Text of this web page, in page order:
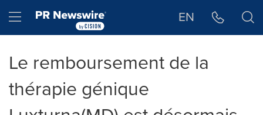
Hamburger menu EN
Le remboursement de la
thérapie génique